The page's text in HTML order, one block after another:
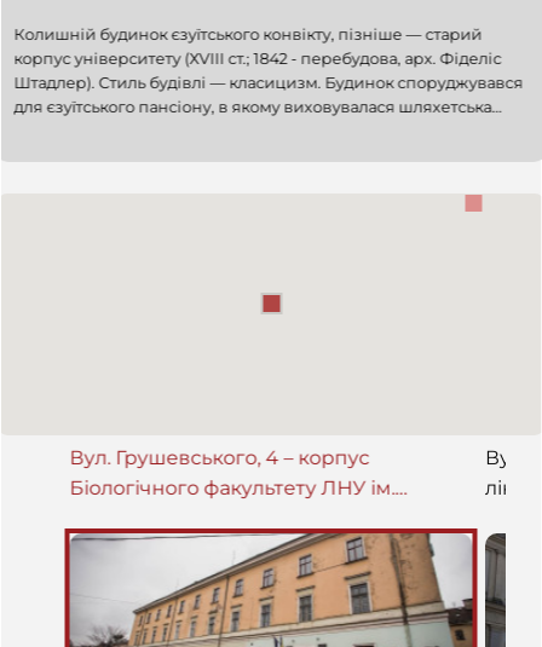
Колишній будинок єзуїтського конвікту, пізніше — старий
корпус університету (ХVIII ст.; 1842 - перебудова, арх. Фіделіс
Штадлер). Стиль будівлі — класицизм. Будинок споруджувався
для єзуїтського пансіону, в якому виховувалася шляхетська
Вул. Грушевського, 4 – корпус
Біологічного факультету ЛНУ ім.
Вул.